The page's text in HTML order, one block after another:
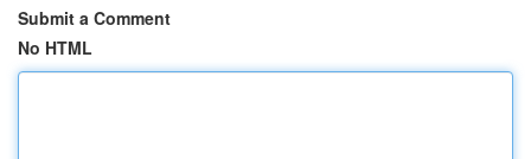
Submit a Comment
No HTML